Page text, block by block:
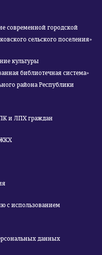
современной городской
сельского поселения»
культуры
библиотечная система»
района Республики
и ЛПХ граждан
ЖКХ
с использованием
данных